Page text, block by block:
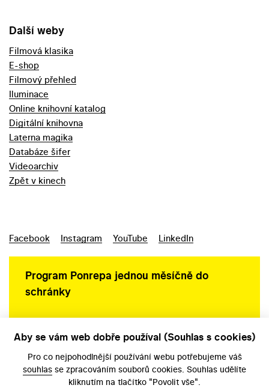
Další weby
Filmová klasika
E-shop
Filmový přehled
Iluminace
Online knihovní katalog
Digitální knihovna
Laterna magika
Databáze šifer
Videoarchiv
Zpět v kinech
Facebook Instagram YouTube LinkedIn
Program Ponrepa jednou měsíčně do
schránky
Aby se vám web dobře používal (Souhlas s cookies)
Pro co nejpohodlnější používání webu potřebujeme váš
souhlas se zpracováním souborů cookies. Souhlas udělíte
kliknutím na tlačítko "Povolit vše".